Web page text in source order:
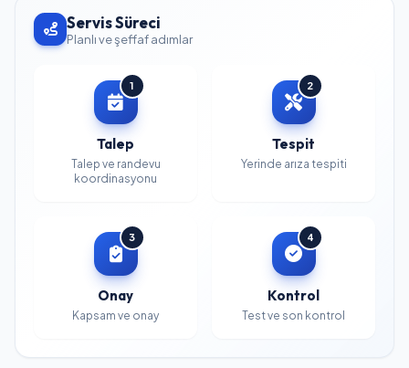
Servis Süreci
Planlı ve şeffaf adımlar
1
Talep
Talep ve randevu
koordinasyonu
2
Tespit
Yerinde arıza tespiti
3
Onay
Kapsam ve onay
4
Kontrol
Test ve son kontrol